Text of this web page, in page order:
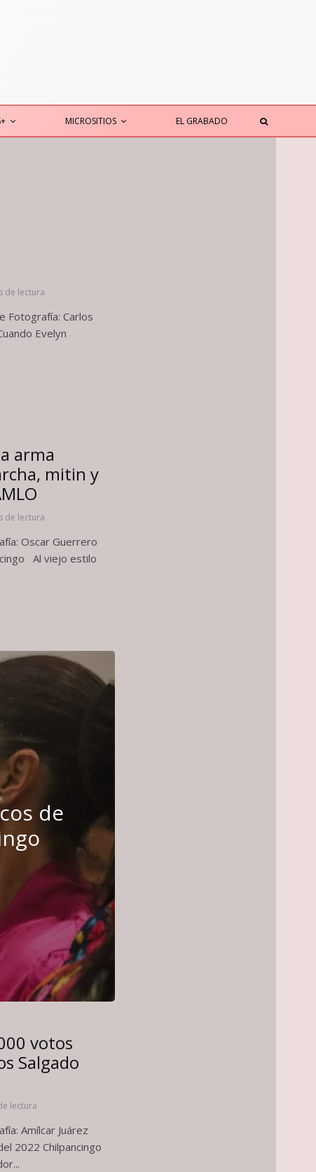
MICROSITIOS EL GRABADO
de lectura
Fotografía: Carlos
Evelyn
arma
mitin y
de lectura
Oscar Guerrero
Al viejo estilo
de
votos
Salgado
lectura
Amílcar Juárez
2022 Chilpancingo